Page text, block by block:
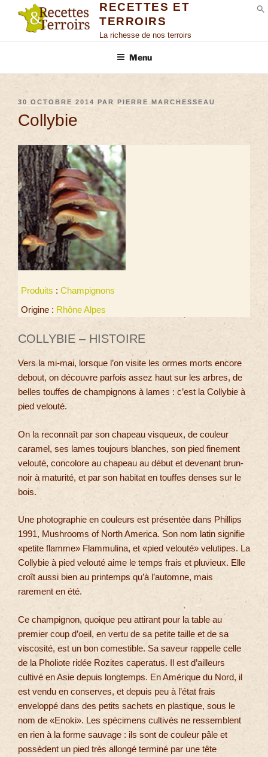
RECETTES ET
TERROIRS
La richesse de nos terroirs
Menu
30 OCTOBRE 2014 PAR PIERRE MARCHESSEAU
Collybie
Produits : Champignons
Origine : Rhône Alpes
COLLYBIE – HISTOIRE
Vers la mi-mai, lorsque l’on visite les ormes morts encore
debout, on découvre parfois assez haut sur les arbres, de
belles touffes de champignons à lames : c’est la Collybie à
pied velouté.
On la reconnaît par son chapeau visqueux, de couleur
caramel, ses lames toujours blanches, son pied finement
velouté, concolore au chapeau au début et devenant brun-
noir à maturité, et par son habitat en touffes denses sur le
bois.
Une photographie en couleurs est présentée dans Phillips
1991, Mushrooms of North America. Son nom latin signifie
«petite flamme» Flammulina, et «pied velouté» velutipes. La
Collybie à pied velouté aime le temps frais et pluvieux. Elle
croît aussi bien au printemps qu’à l’automne, mais
rarement en été.
Ce champignon, quoique peu attirant pour la table au
premier coup d’oeil, en vertu de sa petite taille et de sa
viscosité, est un bon comestible. Sa saveur rappelle celle
de la Pholiote ridée Rozites caperatus. Il est d’ailleurs
cultivé en Asie depuis longtemps. En Amérique du Nord, il
est vendu en conserves, et depuis peu à l’état frais
enveloppé dans des petits sachets en plastique, sous le
nom de «Enoki». Les spécimens cultivés ne ressemblent
en rien à la forme sauvage : ils sont de couleur pâle et
possèdent un pied très allongé terminé par une tête